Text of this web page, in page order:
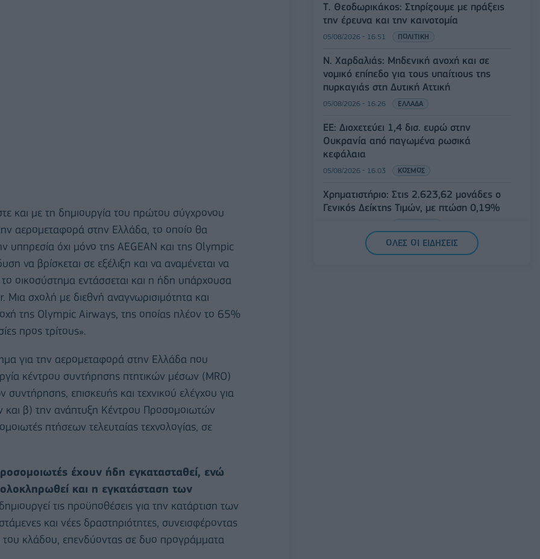
και με τη δημιουργία του πρώτου σύγχρονου
αερομεταφορά στην Ελλάδα, το οποίο θα
υπηρεσία όχι μόνο της AEGEAN και της Olympic
να βρίσκεται σε εξέλιξη και να αναμένεται να
οικοσύστημα εντάσσεται και η ήδη υπάρχουσα
σχολή με διεθνή αναγνωρισιμότητα και
της Olympic Airways, της οποίας πλέον το 65%
προς τρίτους».
για την αερομεταφορά στην Ελλάδα που
κέντρου συντήρησης πτητικών μέσων (MRO)
επισκευής και τεχνικού ελέγχου για
β) την ανάπτυξη Κέντρου Προσομοιωτών
πτήσεων τελευταίας τεχνολογίας, σε
έχουν ήδη εγκατασταθεί, ενώ
και η εγκατάσταση των
τις προϋποθέσεις για την κατάρτιση των
και νέες δραστηριότητες, συνεισφέροντας
κλάδου, επενδύοντας σε δυο προγράμματα
Τ. Θεοδωρικάκος: Στηρίζουμε με πράξεις
την έρευνα και την καινοτομία
05/08/2026 - 16:51 ΠΟΛΙΤΙΚΗ
Ν. Χαρδαλιάς: Μηδενική ανοχή και σε
νομικό επίπεδο για τους υπαίτιους της
πυρκαγιάς στη Δυτική Αττική
05/08/2026 - 16:26 ΕΛΛΑΔΑ
ΕΕ: Διοχετεύει 1,4 δισ. ευρώ στην
Ουκρανία από παγωμένα ρωσικά
κεφάλαια
05/08/2026 - 16:03 ΚΟΣΜΟΣ
Χρηματιστήριο: Στις 2.623,62 μονάδες ο
Γενικός Δείκτης Τιμών, με πτώση 0,19%
Συνάλλαγμα: Το ευρώ ενισχύεται κατά
ΟΛΕΣ ΟΙ ΕΙΔΗΣΕΙΣ